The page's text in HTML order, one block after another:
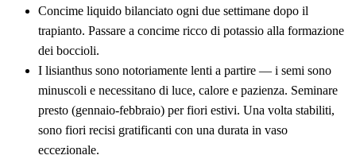
Concime liquido bilanciato ogni due settimane dopo il
trapianto. Passare a concime ricco di potassio alla formazione
dei boccioli.
I lisianthus sono notoriamente lenti a partire — i semi sono
minuscoli e necessitano di luce, calore e pazienza. Seminare
presto (gennaio-febbraio) per fiori estivi. Una volta stabiliti,
sono fiori recisi gratificanti con una durata in vaso
eccezionale.